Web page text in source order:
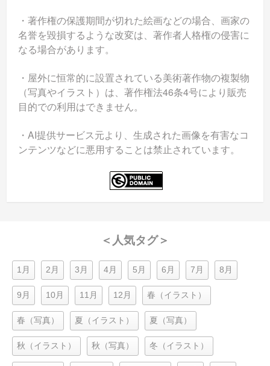
・著作権の保護期間が切れた絵画などの場合、画家の
名誉を毀損するような改変は、著作者人格権の侵害に
なる場合があります。
・屋外に恒常的に設置されている美術著作物の複製物
（写真やイラスト）は、著作権法46条4号により販売
目的での利用はできません。
・AI提供サービス元より、生成された画像を有害なコ
ンテンツなどに悪用することは禁止されています。
＜人気タグ＞
1月 2月 3月 4月 5月 6月 7月 8月
9月 10月 11月 12月 春（イラスト）
春（写真） 夏（イラスト） 夏（写真）
秋（イラスト） 秋（写真） 冬（イラスト）